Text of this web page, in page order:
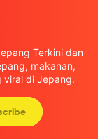
Terkini dan
makanan,
viral di Jepang.